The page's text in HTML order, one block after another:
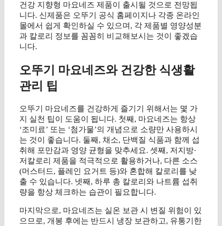
건강 지향형 마요네즈 제품이 출시될 것으로 전망됩
니다. 신제품은 오뚜기 공식 홈페이지나 각종 온라인
몰에서 쉽게 확인하실 수 있으며, 각 제품별 영양성분
과 칼로리 정보를 꼼꼼히 비교해보시는 것이 좋겠습
니다.
오뚜기 마요네즈와 건강한 식생활
관리 팁
오뚜기 마요네즈를 건강하게 즐기기 위해서는 몇 가
지 실천 팁이 도움이 됩니다. 첫째, 마요네즈는 항상
‘조미료’ 또는 ‘첨가물’의 개념으로 소량만 사용하시
는 것이 좋습니다. 둘째, 채소, 단백질 식품과 함께 섭
취해 포만감과 영양 균형을 맞추세요. 셋째, 저지방·
저칼로리 제품을 적극적으로 활용하거나, 다른 소스
(머스터드, 플레인 요거트 등)와 혼합해 칼로리를 낮
출 수 있습니다. 넷째, 하루 총 칼로리와 나트륨 섭취
량을 항상 체크하는 습관이 필요합니다.
마지막으로, 마요네즈는 실온 보관 시 변질 위험이 있
으므로, 개봉 후에는 반드시 냉장 보관하고, 유통기한